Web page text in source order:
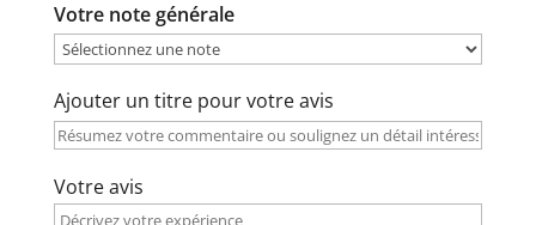
Votre note générale
Ajouter un titre pour votre avis
Votre avis